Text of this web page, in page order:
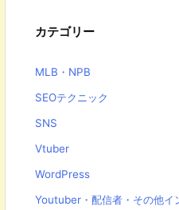
カテゴリー
MLB・NPB
SEOテクニック
SNS
Vtuber
WordPress
Youtuber・配信者・その他イ